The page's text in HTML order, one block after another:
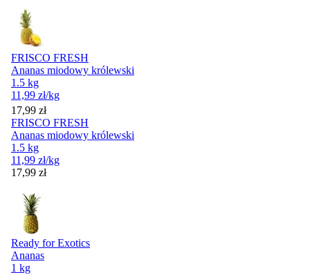
FRISCO FRESH
Ananas miodowy królewski
1.5 kg
11,99 zł/kg
Cena
17,99 zł
FRISCO FRESH
Ananas miodowy królewski
1.5 kg
11,99 zł/kg
Cena
17,99 zł
Ready for Exotics
Ananas
1 kg